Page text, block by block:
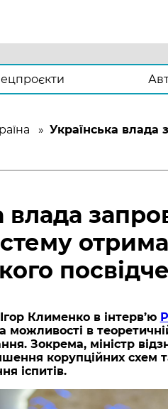
» Українська влада
влада
Клименко в інтерв’ю
можливості в
Зокрема, міністр
корупційних схем
іспитів.